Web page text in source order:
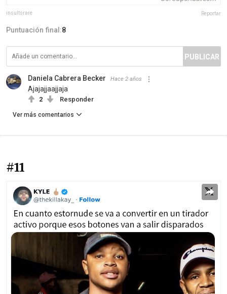
insultsrare Reportar
Puntuación final:8
PUBLICAR
Daniela Cabrera Becker Hace 2 años
Ajajajjaajjaja
2 Responder
Ver más comentarios
#11